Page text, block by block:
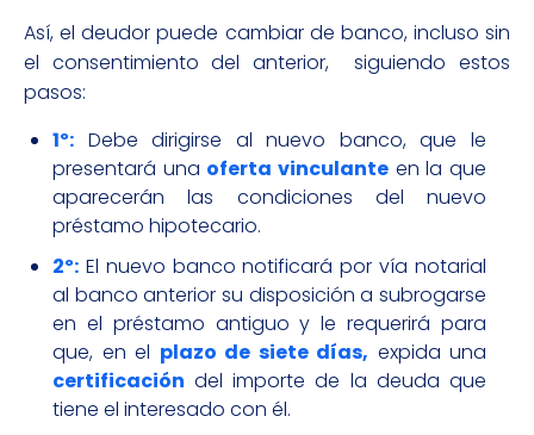
Así, el deudor puede cambiar de banco, incluso sin
el consentimiento del anterior, siguiendo estos
pasos:
1º: Debe dirigirse al nuevo banco, que le
presentará una oferta vinculante en la que
aparecerán las condiciones del nuevo
préstamo hipotecario.
2º: El nuevo banco notificará por vía notarial
al banco anterior su disposición a subrogarse
en el préstamo antiguo y le requerirá para
que, en el plazo de siete días, expida una
certificación del importe de la deuda que
tiene el interesado con él.